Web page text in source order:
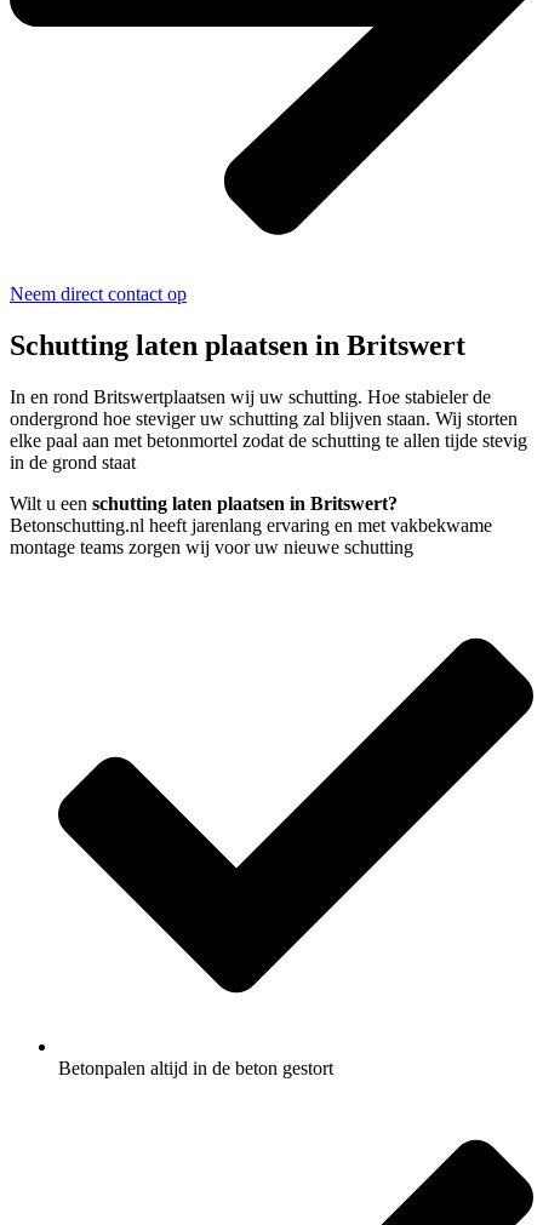
Neem direct contact op
Schutting laten plaatsen in Britswert
In en rond Britswertplaatsen wij uw schutting. Hoe stabieler de
ondergrond hoe steviger uw schutting zal blijven staan. Wij storten
elke paal aan met betonmortel zodat de schutting te allen tijde stevig
in de grond staat
Wilt u een schutting laten plaatsen in Britswert?
Betonschutting.nl heeft jarenlang ervaring en met vakbekwame
montage teams zorgen wij voor uw nieuwe schutting
Betonpalen altijd in de beton gestort